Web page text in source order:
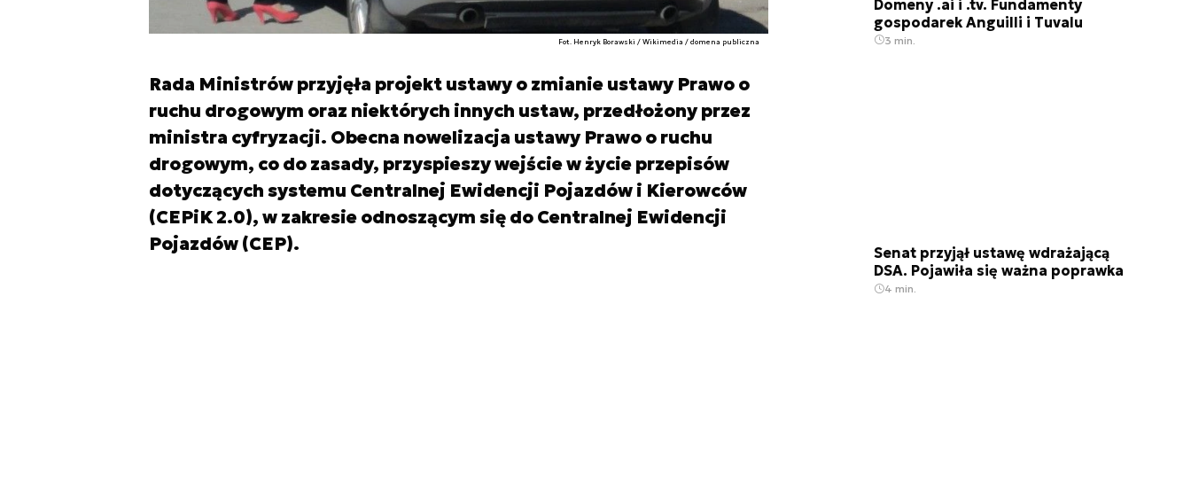
Fot. Henryk Borawski / Wikimedia / domena publiczna
Rada Ministrów przyjęła projekt ustawy o zmianie ustawy Prawo o
ruchu drogowym oraz niektórych innych ustaw, przedłożony przez
ministra cyfryzacji. Obecna nowelizacja ustawy Prawo o ruchu
drogowym, co do zasady, przyspieszy wejście w życie przepisów
dotyczących systemu Centralnej Ewidencji Pojazdów i Kierowców
(CEPiK 2.0), w zakresie odnoszącym się do Centralnej Ewidencji
Pojazdów (CEP).
Domeny .ai i .tv. Fundamenty
gospodarek Anguilli i Tuvalu
3 min.
Senat przyjął ustawę wdrażającą
DSA. Pojawiła się ważna poprawka
4 min.